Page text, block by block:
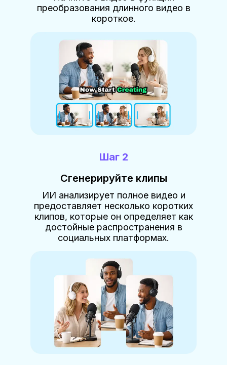
преобразования длинного видео в
короткое.
Шаг 2
Сгенерируйте клипы
ИИ анализирует полное видео и
предоставляет несколько коротких
клипов, которые он определяет как
достойные распространения в
социальных платформах.